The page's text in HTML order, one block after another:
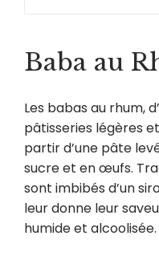
Baba au
Les babas au rhum,
pâtisseries légères
partir d’une pâte
sucre et en œufs.
sont imbibés d’un
leur donne leur
humide et alcoolisée.